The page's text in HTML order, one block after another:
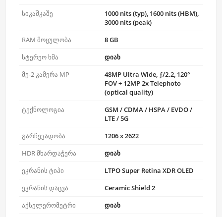
სიკაშკაშე
1000 nits (typ), 1600 nits (HBM),
3000 nits (peak)
RAM მოცულობა
8 GB
სტერეო ხმა
დიახ
მე-2 კამერა MP
48MP Ultra Wide, ƒ/2.2, 120°
FOV + 12MP 2x Telephoto
(optical quality)
ტექნოლოგია
GSM / CDMA / HSPA / EVDO /
LTE / 5G
გარჩევადობა
1206 x 2622
HDR მხარდაჭერა
დიახ
ეკრანის ტიპი
LTPO Super Retina XDR OLED
ეკრანის დაცვა
Ceramic Shield 2
აქსელერომეტრი
დიახ